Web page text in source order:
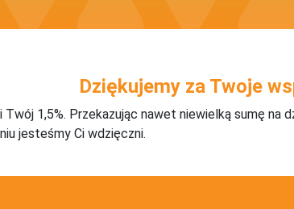
Dziękujemy za Twoje
1,5%. Przekazując nawet niewielką sumę na
jesteśmy Ci wdzięczni.